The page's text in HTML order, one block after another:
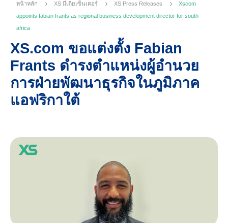
หน้าหลัก XS มีเดียเซ็นเตอร์ XS Press Releases
Xscom
appoints fabian frants as regional business development director for south
africa
XS.com ขอแต่งตั้ง Fabian
Frants ดำรงตำแหน่งผู้อำนวย
การฝ่ายพัฒนาธุรกิจในภูมิภาค
แอฟริกาใต้